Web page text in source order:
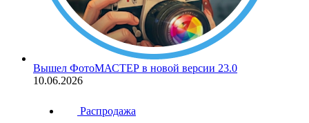
Вышел ФотоМАСТЕР в новой версии 23.0
10.06.2026
Распродажа